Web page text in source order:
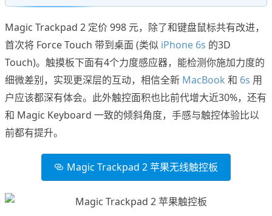
Magic Trackpad 2 定价 998 元，除了和键盘鼠标共有改进，
首次将 Force Touch 带到桌面 (类似 iPhone 6s 的3D
Touch)。触摸板下面有4个力度感应器，能检测你施加力度的
细微差别，实现更深层的互动，相信全新 MacBook 和 6s 用
户应该都深有体会。此外触控面积也比前代增大近30%，还有
和 Magic Keyboard 一致的倾斜角度，手感与触控体验比以
前都有提升。
Magic Trackpad 2 苹果无线触控板